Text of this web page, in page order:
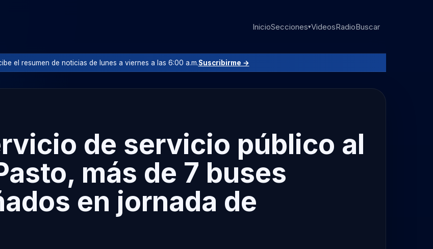
InicioSecciones▾VideosRadioBuscar
el resumen de noticias de lunes a viernes a las 6:00 a.m.Suscribirme →
de servicio público al
más de 7 buses
en jornada de